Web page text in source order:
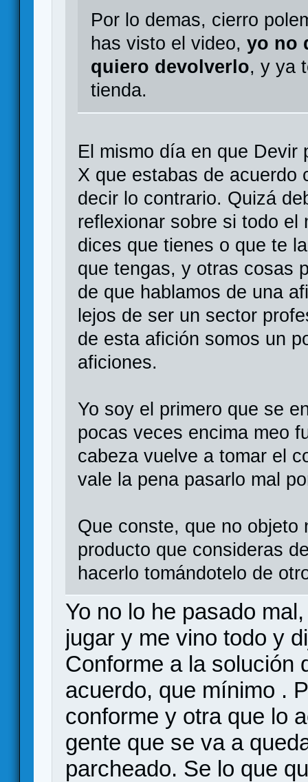
Por lo demas, cierro
has visto el video, yo no
quiero devolverlo, y ya
tienda.
El mismo día en que Devir
X que estabas de acuerdo
decir lo contrario. Quizá
reflexionar sobre si todo el
dices que tienes o que te
que tengas, y otras cosas
de que hablamos de una
lejos de ser un sector
de esta afición somos un
aficiones.
Yo soy el primero que se
pocas veces encima meo
cabeza vuelve a tomar el
vale la pena pasarlo mal
Que conste, que no objeto
producto que consideras
hacerlo tomándotelo de
Yo no lo he pasado
jugar y me vino todo y
Conforme a la solución
acuerdo, que mínimo .
conforme y otra que lo
gente que se va a
parcheado. Se lo que